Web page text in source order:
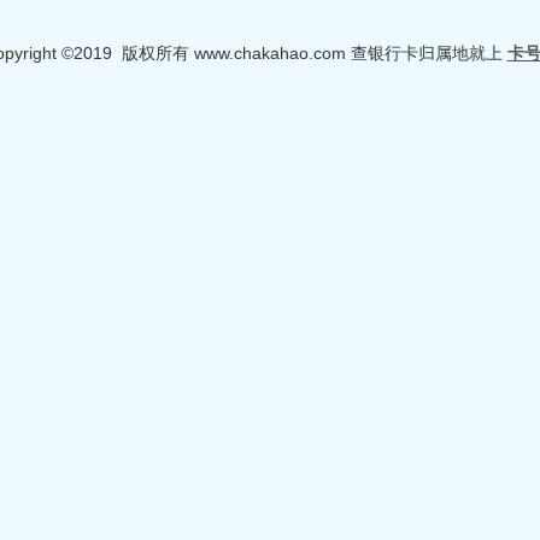
©2019 版权所有 www.chakahao.com 查银行卡归属地就上 卡